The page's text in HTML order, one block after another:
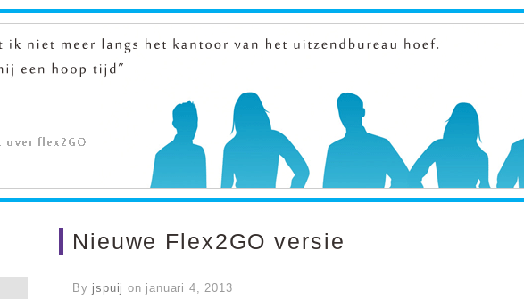
Nieuwe Flex2GO versie
By jspuij on januari 4, 2013